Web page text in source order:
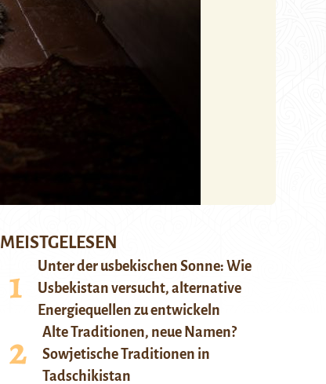
MEISTGELESEN
Unter der usbekischen Sonne: Wie
Usbekistan versucht, alternative
Energiequellen zu entwickeln
Alte Traditionen, neue Namen?
Sowjetische Traditionen in
Tadschikistan